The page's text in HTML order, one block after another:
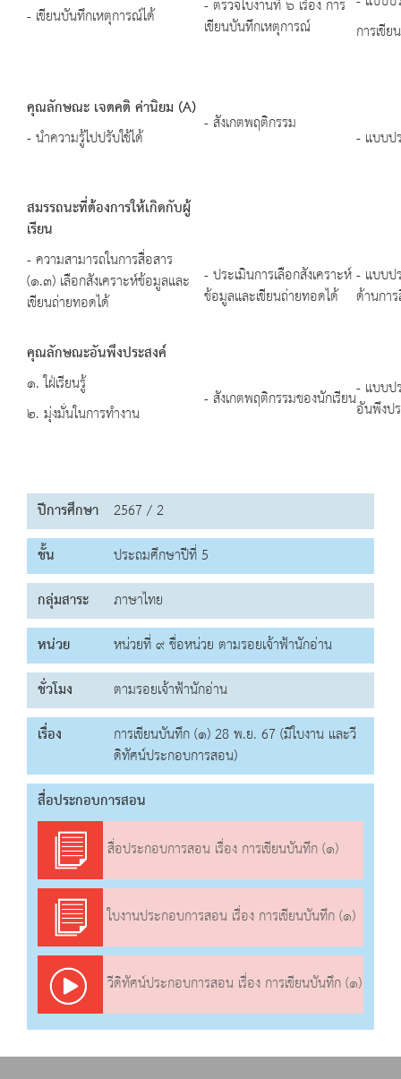
- เขียนบันทึกเหตุการณ์ได้
- ตรวจใบงานที่ ๖ เรื่อง การ
เขียนบันทึกเหตุการณ์
การเขี
คุณลักษณะ เจตคติ ค่านิยม (A)
- นำความรู้ไปปรับใช้ได้
- สังเกตพฤติกรรม
- แบบป
สมรรถนะที่ต้องการให้เกิดกับผู้
เรียน
- ความสามารถในการสื่อสาร
(๑.๓) เลือกสังเคราะห์ข้อมูลและ
เขียนถ่ายทอดได้
- ประเมินการเลือกสังเคราะห์
ข้อมูลและเขียนถ่ายทอดได้
- แบบป
ด้านกา
คุณลักษณะอันพึงประสงค์
๑. ใฝ่เรียนรู้
๒. มุ่งมั่นในการทำงาน
- สังเกตพฤติกรรมของนักเรียน- แบบ
อันพึงป
ปีการศึกษา 2567 / 2
ชั้น
ประถมศึกษาปีที่ 5
กลุ่มสาระ
ภาษาไทย
หน่วย
หน่วยที่ ๙ ชื่อหน่วย ตามรอยเจ้าฟ้านักอ่าน
ชั่วโมง
ตามรอยเจ้าฟ้านักอ่าน
เรื่อง
การเขียนบันทึก (๑) 28 พ.ย. 67 (มีใบงาน และวี
ดิทัศน์ประกอบการสอน)
สื่อประกอบการสอน
สื่อประกอบการสอน เรื่อง การเขียนบันทึก (๑)
ใบงานประกอบการสอน เรื่อง การเขียนบันทึก (๑)
วีดิทัศน์ประกอบการสอน เรื่อง การเขียนบันทึก (๑)